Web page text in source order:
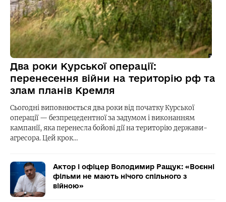
Два роки Курської операції:
перенесення війни на територію рф та
злам планів Кремля
Сьогодні виповнюється два роки від початку Курської
операції — безпрецедентної за задумом і виконанням
кампанії, яка перенесла бойові дії на територію держави-
агресора. Цей крок…
Актор і офіцер Володимир Ращук: «Воєнні
фільми не мають нічого спільного з
війною»